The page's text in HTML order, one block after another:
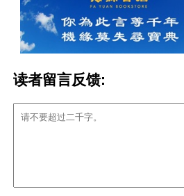
读者留言反馈: